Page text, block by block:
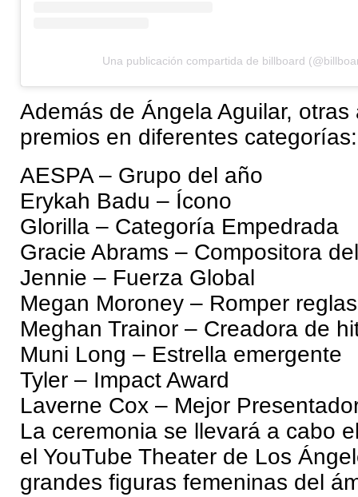
Una publicación compartida de billboard
Además de Ángela Aguilar, otras
premios en diferentes categorías:
AESPA – Grupo del año
Erykah Badu – Ícono
Glorilla – Categoría Empedrada
Gracie Abrams – Compositora
Jennie – Fuerza Global
Megan Moroney – Romper reglas
Meghan Trainor – Creadora de
Muni Long – Estrella emergente
Tyler – Impact Award
Laverne Cox – Mejor
La ceremonia se llevará a cabo
el YouTube Theater de Los
grandes figuras femeninas del